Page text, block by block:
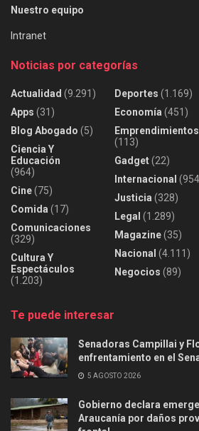
Nuestro equipo
Intranet
Noticias por categorías
Actualidad (9.291)
Apps (31)
Blog Abogado (5)
Ciencia Y
Educación
(964)
Cine(75)
Comida (17)
Comunicaciones
(329)
Cultura Y
Espectáculos
(1.203)
Deportes (1.169)
Economía (451)
Emprendimientos
(113)
Gadget(22)
Internacional
Justicia (328)
Legal (1.289)
Magazine(35)
Nacional (4.111)
Negocios (89)
Te puede interesar
Senadoras Campillai y
enfrentamiento en el
5 AGOSTO 2026
Gobierno declara
Araucanía por daños